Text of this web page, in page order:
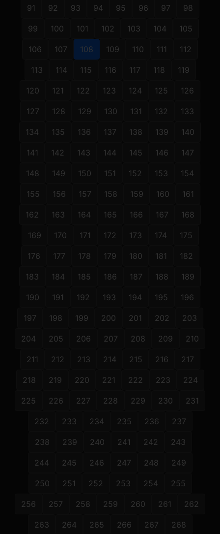
91 92 93 94 95 96 97 98
99 100 101 102 103 104 105
106 107 108 109 110 111 112
113 114 115 116 117 118 119
120 121 122 123 124 125 126
127 128 129 130 131 132 133
134 135 136 137 138 139 140
141 142 143 144 145 146 147
148 149 150 151 152 153 154
155 156 157 158 159 160 161
162 163 164 165 166 167 168
169 170 171 172 173 174 175
176 177 178 179 180 181 182
183 184 185 186 187 188 189
190 191 192 193 194 195 196
197 198 199 200 201 202 203
204 205 206 207 208 209 210
211 212 213 214 215 216 217
218 219 220 221 222 223 224
225 226 227 228 229 230 231
232 233 234 235 236 237
238 239 240 241 242 243
244 245 246 247 248 249
250 251 252 253 254 255
256 257 258 259 260 261 262
263 264 265 266 267 268